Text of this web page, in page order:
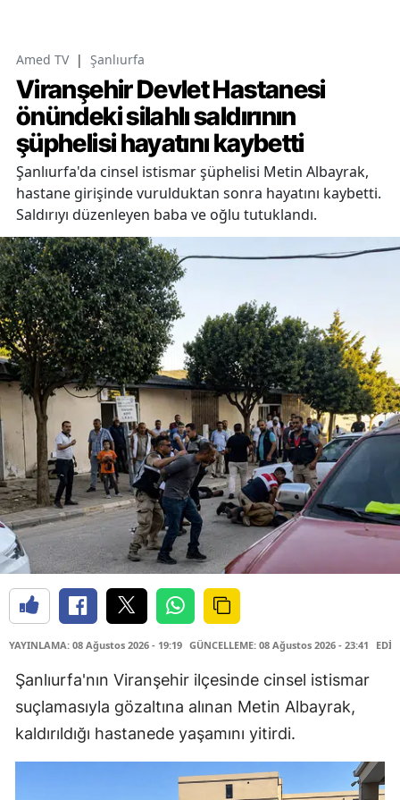
Amed TV | Şanlıurfa
Viranşehir Devlet Hastanesi
önündeki silahlı saldırının
şüphelisi hayatını kaybetti
Şanlıurfa'da cinsel istismar şüphelisi Metin Albayrak,
hastane girişinde vurulduktan sonra hayatını kaybetti.
Saldırıyı düzenleyen baba ve oğlu tutuklandı.
YAYINLAMA: 08 Ağustos 2026 - 19:19 GÜNCELLEME: 08 Ağustos 2026 - 23:41
Şanlıurfa'nın Viranşehir ilçesinde cinsel istismar
suçlamasıyla gözaltına alınan Metin Albayrak,
kaldırıldığı hastanede yaşamını yitirdi.